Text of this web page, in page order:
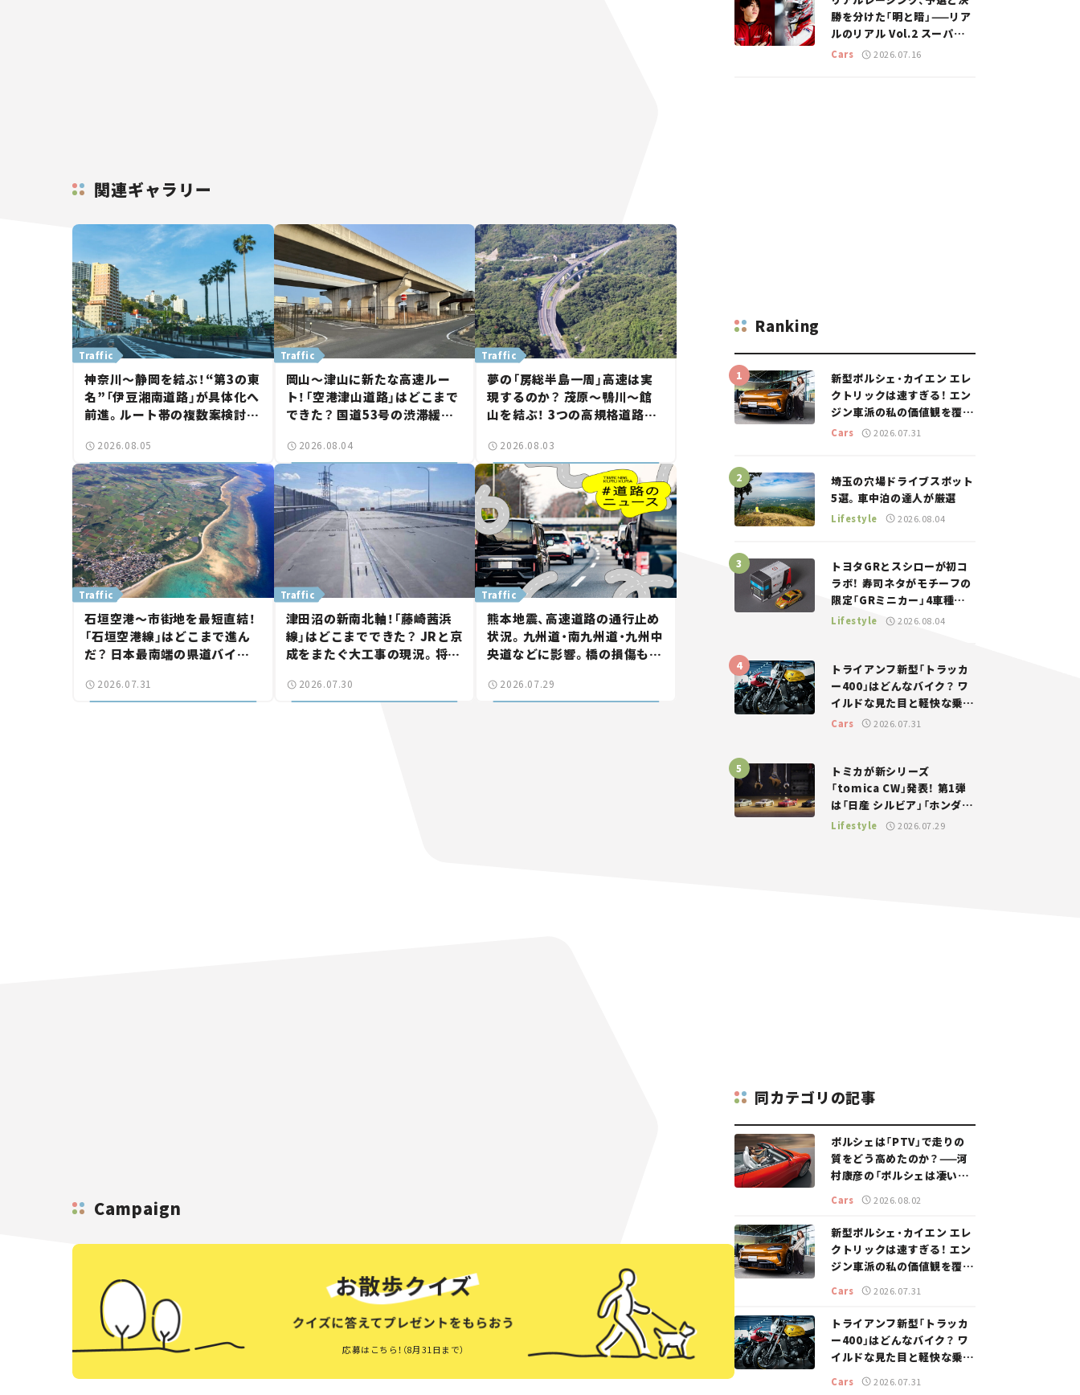
関連ギャラリー
Traffic
神奈川～静岡を結ぶ！“第3の東
名”「伊豆湘南道路」が具体化へ
前進。ルート帯の複数案検討
【いま気になる道路計画】
2026.08.05
Traffic
岡山～津山に新たな高速ルー
ト！「空港津山道路」はどこまで
できた？ 国道53号の渋滞緩和
【いま気になる道路計画】
2026.08.04
Traffic
夢の「房総半島一周」高速は実
現するのか？ 茂原～鴨川～館
山を結ぶ！ 3つの高規格道路計
討進む【いま気になる道路計
画】
2026.08.03
Traffic
石垣空港～市街地を最短直結！
「石垣空港線」はどこまで進ん
だ？ 日本最南端の県道バイパ
気になる道路計画】
2026.07.31
Traffic
津田沼の新南北軸！「藤崎茜浜
線」はどこまでできた？ JRと京
成をまたぐ大工事の現況。将来
結【いま気になる道路計画】
2026.07.30
Traffic
熊本地震、高速道路の通行止め
状況。九州道・南九州道・九州中
央道などに影響。橋の損傷も確
2026.07.29
Campaign
応募はこちら！（8月31日まで）
勝を分けた「明と暗」——リア
ルのリアル Vol.2 スーパー
GT 2026開幕戦 岡山国際サ
Cars 2026.07.16
Ranking
新型ポルシェ・カイエン エレ
クトリックは速すぎる！ エン
ジン車派の私の価値観を覆し
た、新しいポルシェの走り。
Cars 2026.07.31
埼玉の穴場ドライブスポット
5選。車中泊の達人が厳選
Lifestyle 2026.08.04
トヨタGRとスシローが初コ
ラボ！ 寿司ネタがモチーフの
限定「GRミニカー」4車種が
登場。入手方法は？【クルマ
Lifestyle 2026.08.04
トライアンフ新型「トラッカ
ー400」はどんなバイク？ ワ
イルドな見た目と軽快な乗り
味を両立した400ccフラット
Cars 2026.07.31
トミカが新シリーズ
「tomica CW」発表！ 第1弾
は「日産 シルビア」「ホンダ
NSX」が登場。世界が注目す
Lifestyle 2026.07.29
同カテゴリの記事
ポルシェは「PTV」で走りの
質をどう高めたのか？——河
村康彦の「ポルシェは凄い！」
Cars 2026.08.02
新型ポルシェ・カイエン エレ
クトリックは速すぎる！ エン
ジン車派の私の価値観を覆し
た、新しいポルシェの走り。
Cars 2026.07.31
トライアンフ新型「トラッカ
ー400」はどんなバイク？ ワ
イルドな見た目と軽快な乗り
味を両立した400ccフラット
トラッカー【試乗レビュー】
Cars 2026.07.31